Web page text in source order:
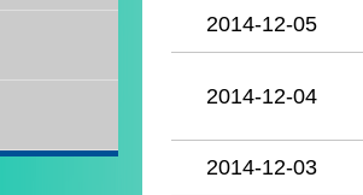
2014-12-05
2014-12-04
2014-12-03